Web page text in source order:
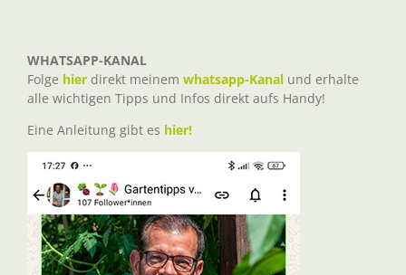
WHATSAPP-KANAL
Folge hier direkt meinem whatsapp-Kanal und erhalte
alle wichtigen Tipps und Infos direkt aufs Handy!
Eine Anleitung gibt es hier!